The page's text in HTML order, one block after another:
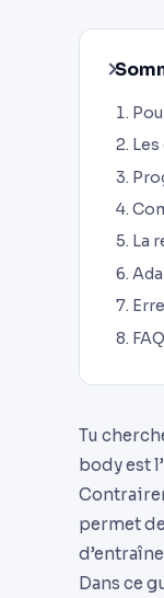
La
Tu
body est
permet
Dans ce